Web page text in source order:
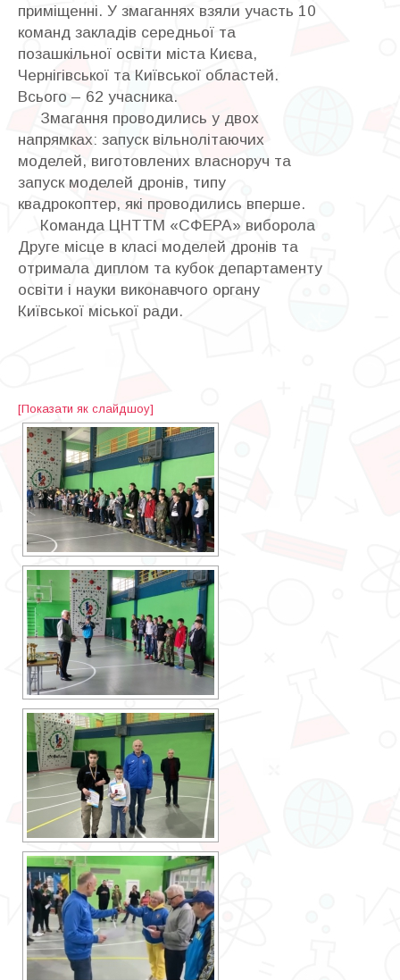
приміщенні. У змаганнях взяли участь 10
команд закладів середньої та
позашкільної освіти міста Києва,
Чернігівської та Київської областей.
Всього – 62 учасника.
Змагання проводились у двох
напрямках: запуск вільнолітаючих
моделей, виготовлених власноруч та
запуск моделей дронів, типу
квадрокоптер, які проводились вперше.
Команда ЦНТТМ «СФЕРА» виборола
Друге місце в класі моделей дронів та
отримала диплом та кубок департаменту
освіти і науки виконавчого органу
Київської міської ради.
[Показати як слайдшоу]